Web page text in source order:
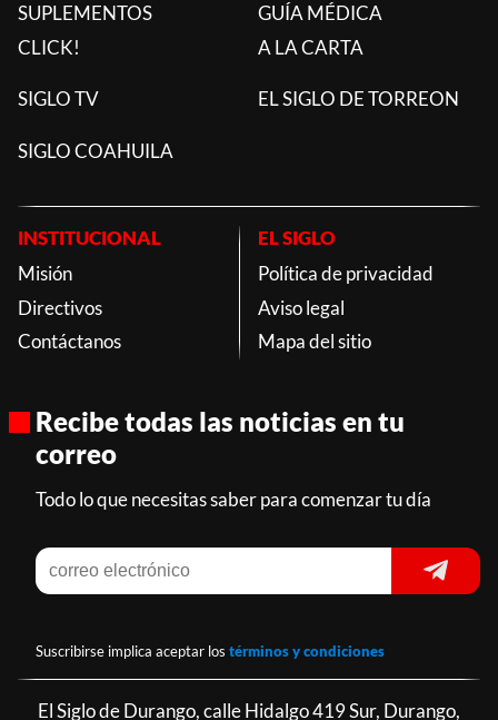
SUPLEMENTOS
CLICK!
GUÍA MÉDICA
A LA CARTA
SIGLO TV EL SIGLO DE TORREON
SIGLO COAHUILA
INSTITUCIONAL
Misión
Directivos
Contáctanos
EL SIGLO
Política de privacidad
Aviso legal
Mapa del sitio
Recibe todas las noticias en tu
correo
Todo lo que necesitas saber para comenzar tu día
Suscribirse implica aceptar los términos y condiciones
El Siglo de Durango, calle Hidalgo 419 Sur, Durango,